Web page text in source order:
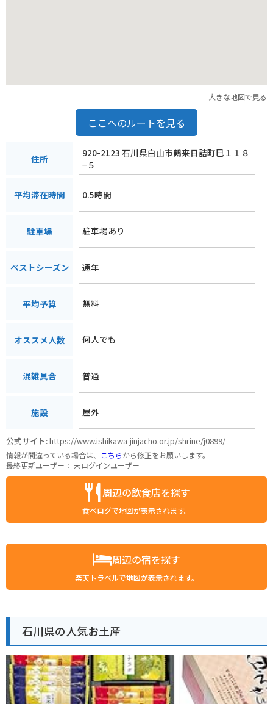
るのに適しています。石川県の美しい自然を楽しみながら、金
お帰りの際には、石川県の特産品である加賀野菜や、新鮮な海
の幸などを味わうのもおすすめです。
大きな地図で見る
ここへのルートを見る
住所
920-2123 石川県白山市鶴来日詰町巳１１８
−５
平均滞在時間 0.5時間
駐車場 駐車場あり
ベストシーズン 通年
平均予算 無料
オススメ人数 何人でも
混雑具合 普通
施設 屋外
公式サイト:https://www.ishikawa-jinjacho.or.jp/shrine/j0899/
情報が間違っている場合は、 こちらから修正をお願いします。
最終更新ユーザー： 未ログインユーザー
周辺の飲食店を探す
食べログで地図が表示されます。
周辺の宿を探す
楽天トラベルで地図が表示されます。
石川県の人気お土産